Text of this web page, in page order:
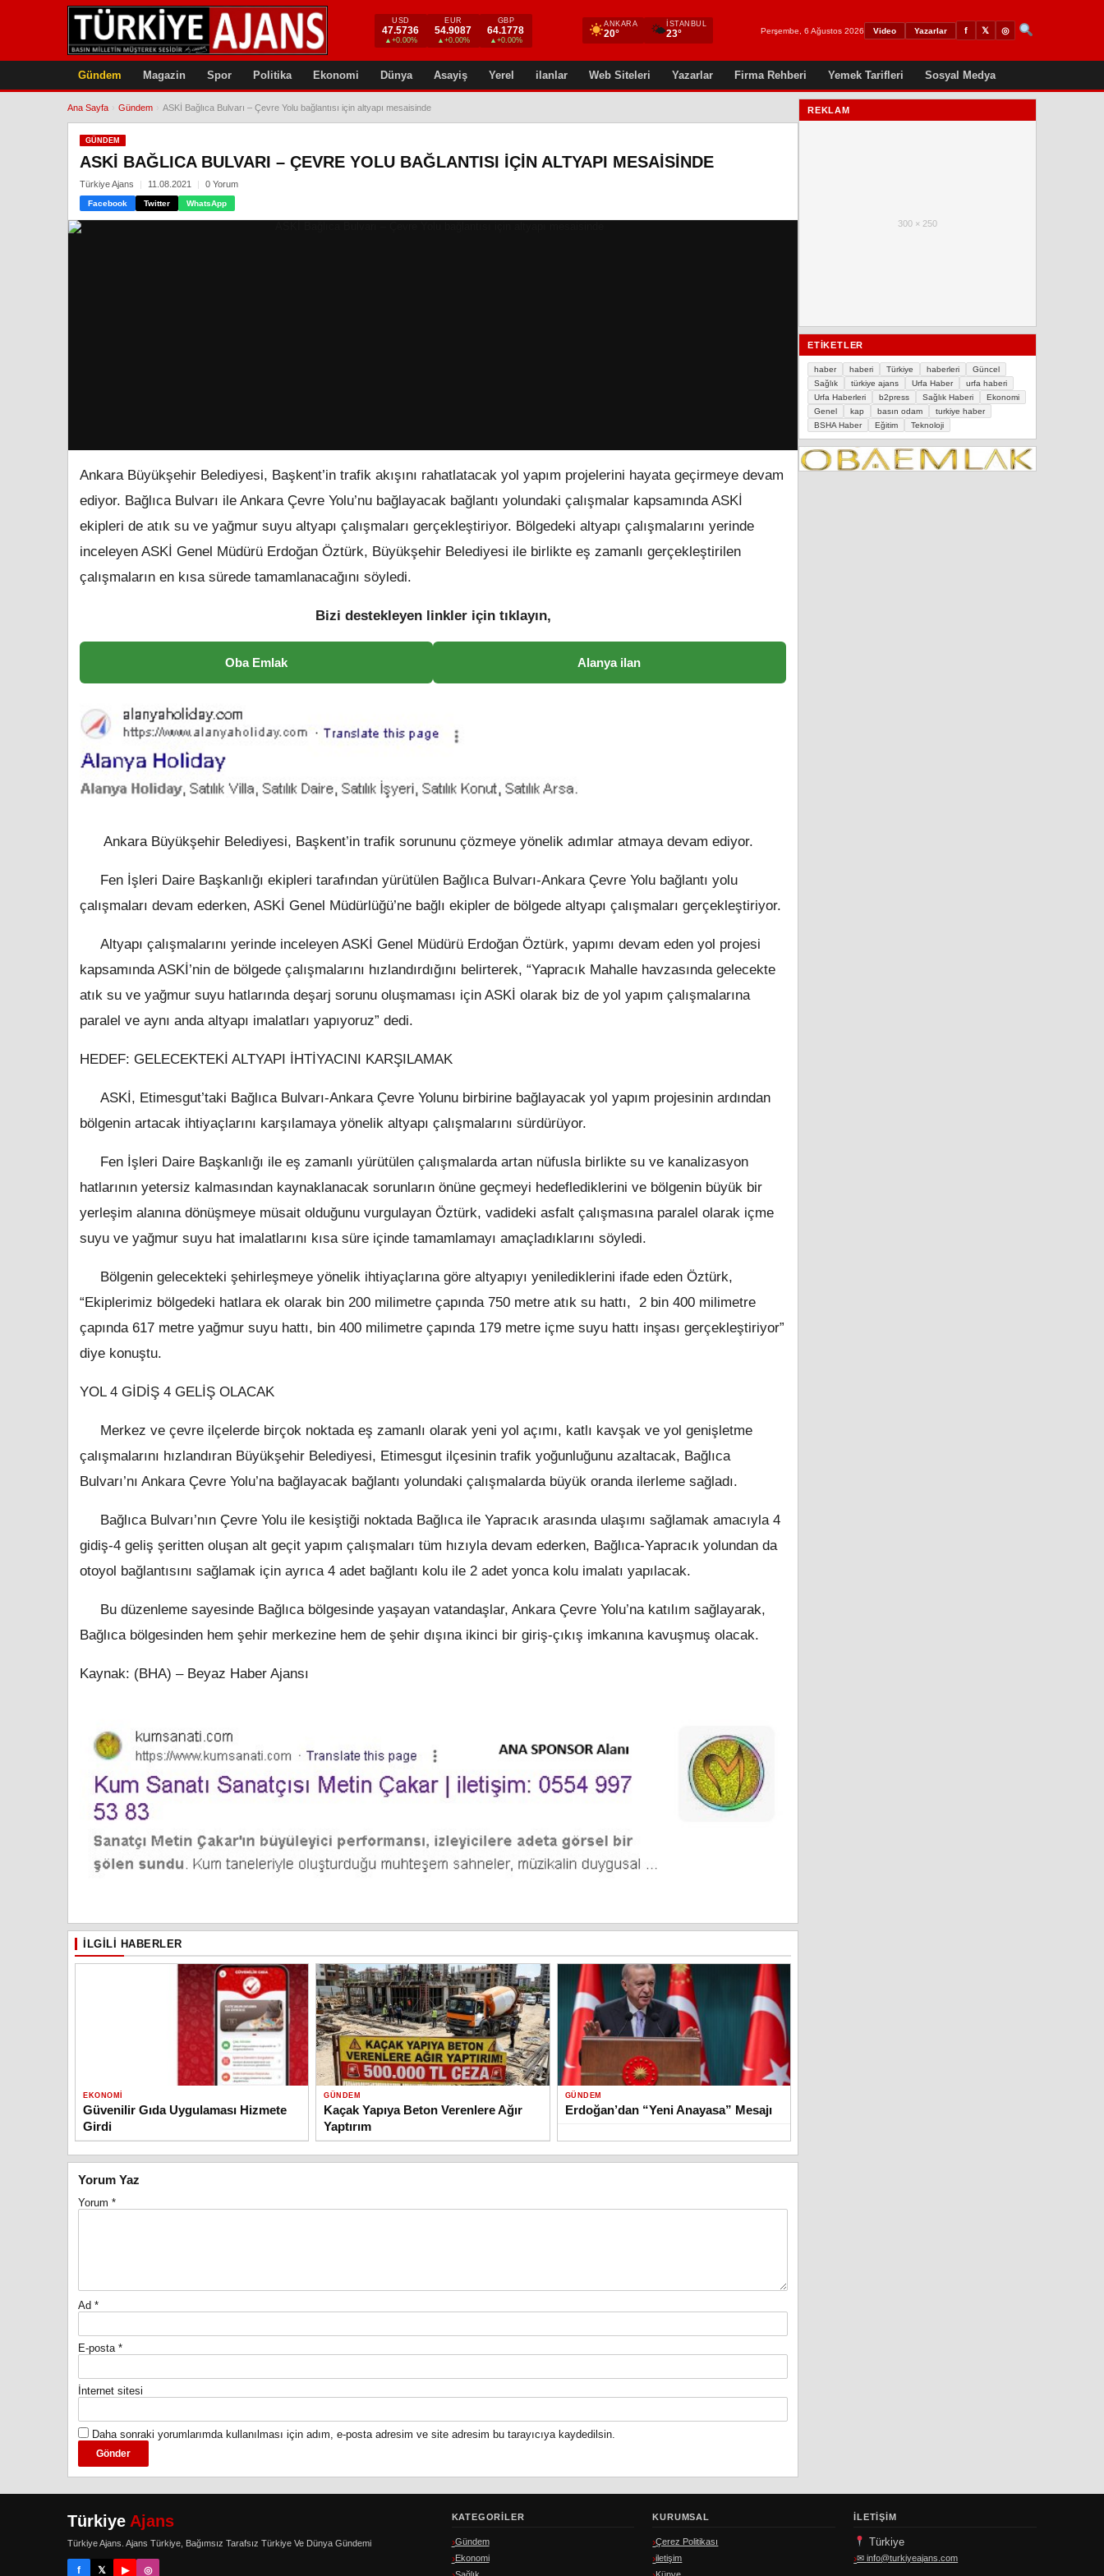
USD
47.5736
▲+0.00%
EUR
54.9087
▲+0.00%
GBP
64.1778
▲+0.00%
ANKARA
20° 🌤 İSTANBUL
23° Perşembe, 6 Ağustos 2026 Video Yazarlar f 𝕏 ◎
Gündem Magazin Spor Politika Ekonomi Dünya Asayiş Yerel ilanlar Web Siteleri Yazarlar Firma Rehberi Yemek Tarifleri Sosyal Medya
Ana Sayfa Gündem ASKİ Bağlıca Bulvarı – Çevre Yolu bağlantısı için altyapı mesaisinde
GÜNDEM
ASKİ BAĞLICA BULVARI – ÇEVRE YOLU BAĞLANTISI IÇIN ALTYAPI MESAISINDE
Türkiye Ajans 11.08.2021 0 Yorum
Facebook Twitter WhatsApp
Ankara Büyükşehir Belediyesi, Başkent’in trafik akışını rahatlatacak yol yapım projelerini hayata geçirmeye devam
ediyor. Bağlıca Bulvarı ile Ankara Çevre Yolu’nu bağlayacak bağlantı yolundaki çalışmalar kapsamında ASKİ
ekipleri de atık su ve yağmur suyu altyapı çalışmaları gerçekleştiriyor. Bölgedeki altyapı çalışmalarını yerinde
inceleyen ASKİ Genel Müdürü Erdoğan Öztürk, Büyükşehir Belediyesi ile birlikte eş zamanlı gerçekleştirilen
çalışmaların en kısa sürede tamamlanacağını söyledi.
Bizi destekleyen linkler için tıklayın,
Oba Emlak Alanya ilan
Ankara Büyükşehir Belediyesi, Başkent’in trafik sorununu çözmeye yönelik adımlar atmaya devam ediyor.
Fen İşleri Daire Başkanlığı ekipleri tarafından yürütülen Bağlıca Bulvarı-Ankara Çevre Yolu bağlantı yolu
çalışmaları devam ederken, ASKİ Genel Müdürlüğü’ne bağlı ekipler de bölgede altyapı çalışmaları gerçekleştiriyor.
Altyapı çalışmalarını yerinde inceleyen ASKİ Genel Müdürü Erdoğan Öztürk, yapımı devam eden yol projesi
kapsamında ASKİ’nin de bölgede çalışmalarını hızlandırdığını belirterek, “Yapracık Mahalle havzasında gelecekte
atık su ve yağmur suyu hatlarında deşarj sorunu oluşmaması için ASKİ olarak biz de yol yapım çalışmalarına
paralel ve aynı anda altyapı imalatları yapıyoruz” dedi.
HEDEF: GELECEKTEKİ ALTYAPI İHTİYACINI KARŞILAMAK
ASKİ, Etimesgut’taki Bağlıca Bulvarı-Ankara Çevre Yolunu birbirine bağlayacak yol yapım projesinin ardından
bölgenin artacak ihtiyaçlarını karşılamaya yönelik altyapı çalışmalarını sürdürüyor.
Fen İşleri Daire Başkanlığı ile eş zamanlı yürütülen çalışmalarda artan nüfusla birlikte su ve kanalizasyon
hatlarının yetersiz kalmasından kaynaklanacak sorunların önüne geçmeyi hedeflediklerini ve bölgenin büyük bir
yerleşim alanına dönüşmeye müsait olduğunu vurgulayan Öztürk, vadideki asfalt çalışmasına paralel olarak içme
suyu ve yağmur suyu hat imalatlarını kısa süre içinde tamamlamayı amaçladıklarını söyledi.
Bölgenin gelecekteki şehirleşmeye yönelik ihtiyaçlarına göre altyapıyı yenilediklerini ifade eden Öztürk,
“Ekiplerimiz bölgedeki hatlara ek olarak bin 200 milimetre çapında 750 metre atık su hattı, 2 bin 400 milimetre
çapında 617 metre yağmur suyu hattı, bin 400 milimetre çapında 179 metre içme suyu hattı inşası gerçekleştiriyor”
diye konuştu.
YOL 4 GİDİŞ 4 GELİŞ OLACAK
Merkez ve çevre ilçelerde birçok noktada eş zamanlı olarak yeni yol açımı, katlı kavşak ve yol genişletme
çalışmalarını hızlandıran Büyükşehir Belediyesi, Etimesgut ilçesinin trafik yoğunluğunu azaltacak, Bağlıca
Bulvarı’nı Ankara Çevre Yolu’na bağlayacak bağlantı yolundaki çalışmalarda büyük oranda ilerleme sağladı.
Bağlıca Bulvarı’nın Çevre Yolu ile kesiştiği noktada Bağlıca ile Yapracık arasında ulaşımı sağlamak amacıyla 4
gidiş-4 geliş şeritten oluşan alt geçit yapım çalışmaları tüm hızıyla devam ederken, Bağlıca-Yapracık yolundan da
otoyol bağlantısını sağlamak için ayrıca 4 adet bağlantı kolu ile 2 adet yonca kolu imalatı yapılacak.
Bu düzenleme sayesinde Bağlıca bölgesinde yaşayan vatandaşlar, Ankara Çevre Yolu’na katılım sağlayarak,
Bağlıca bölgesinden hem şehir merkezine hem de şehir dışına ikinci bir giriş-çıkış imkanına kavuşmuş olacak.
Kaynak: (BHA) – Beyaz Haber Ajansı
İLGILI HABERLER
EKONOMI
Güvenilir Gıda Uygulaması Hizmete
Girdi
GÜNDEM
Kaçak Yapıya Beton Verenlere Ağır
Yaptırım
GÜNDEM
Erdoğan’dan “Yeni Anayasa” Mesajı
Yorum Yaz
Yorum *
Ad *
E-posta *
İnternet sitesi
Daha sonraki yorumlarımda kullanılması için adım, e-posta adresim ve site adresim bu tarayıcıya kaydedilsin.
REKLAM
300 × 250
ETIKETLER
haber haberi Türkiye haberleri
Güncel
Sağlık
türkiye ajans Urfa Haber
urfa haberi
Urfa Haberleri
b2press Sağlık Haberi
Ekonomi
Genel
kap basın odam
turkiye haber
BSHA Haber
Eğitim Teknoloji
Türkiye Ajans
Türkiye Ajans. Ajans Türkiye, Bağımsız Tarafsız Türkiye Ve Dünya Gündemi
f 𝕏 ▶ ◎
KATEGORILER
Gündem
Ekonomi
KURUMSAL
Çerez Politikası
iletişim
İLETIŞIM
Türkiye
✉info@turkiyeajans.com